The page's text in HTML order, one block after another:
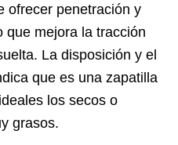
ofrecer penetración y
que mejora la tracción
La disposición y el
que es una zapatilla
los secos o
grasos.